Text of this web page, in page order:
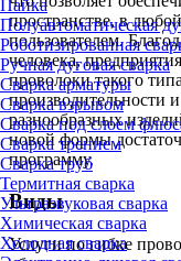
Пайка
Полуавтоматическая
Роботизированная
Ручная дуговая сварка
Сварка арматуры
Сварка взрывом
Сварка под слоем
Сварка трением
Сварка труб
Термитная сварка
Ультразвуковая сварка
Химическая сварка
Холодная сварка
пространстве, в
пользователем.
человека,
проволоки такого
производительности
разнообразных
новой формы
программу.
Виды
Услуги по гибке